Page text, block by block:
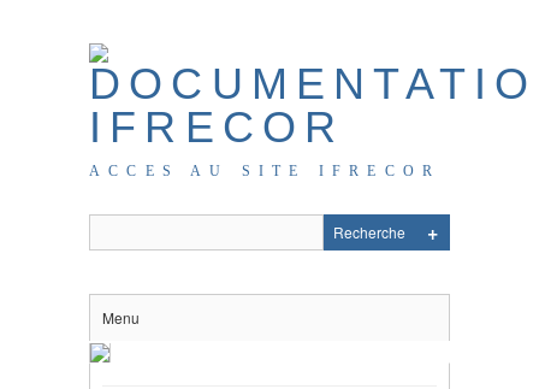
ACCES AU SITE IFRECOR
Menu